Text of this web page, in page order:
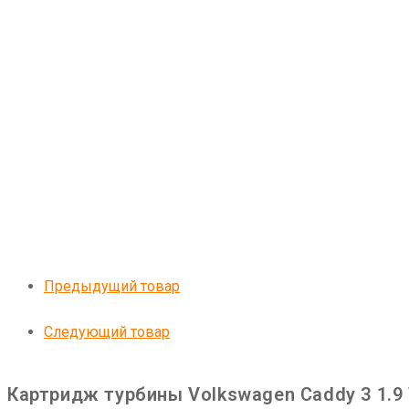
Предыдущий товар
Следующий товар
Картридж турбины Volkswagen Caddy 3 1.9